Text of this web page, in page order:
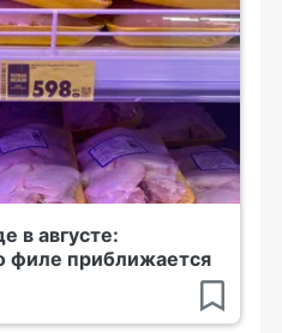
в августе:
филе приближается